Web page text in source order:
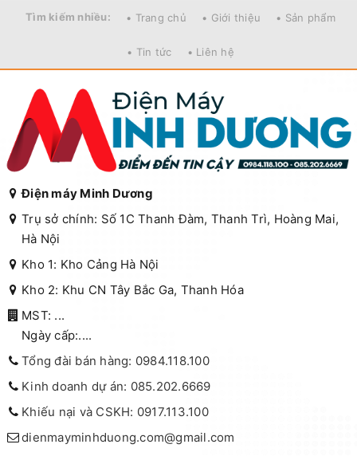
Tìm kiếm nhiều: • Trang chủ • Giới thiệu • Sản phẩm
• Tin tức • Liên hệ
Điện máy Minh Dương
Trụ sở chính: Số 1C Thanh Đàm, Thanh Trì, Hoàng Mai,
Hà Nội
Kho 1: Kho Cảng Hà Nội
Kho 2: Khu CN Tây Bắc Ga, Thanh Hóa
MST: ...
Ngày cấp:....
Tổng đài bán hàng: 0984.118.100
Kinh doanh dự án: 085.202.6669
Khiếu nại và CSKH: 0917.113.100
dienmayminhduong.com@gmail.com